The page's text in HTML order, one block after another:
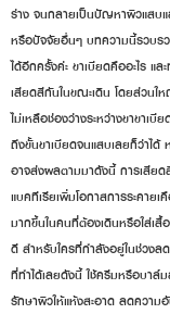
ร่าง จนกลายเป็นปัญหาผิวแสบแ
หรือปัจจัยอื่นๆ บทความนี้รวบร
ได้อีกครั้งค่ะ ขาเบียดคืออะไร แ
เสียดสีกันในขณะเดิน โดยส่วนใ
ไม่เหลือช่องว่างระหว่างขาขาเ
ถึงขั้นขาเบียดจนแสบเลยก็ว่าได้
อาจส่งผลตามมาดังนี้ การเสียด
แบคทีเรียเพิ่มโอกาสการระคา
มากขึ้นในคนที่ต้องเดินหรือใส่เสื้
ดี สำหรับใครที่กำลังอยู่ในช่วงล
ที่ทำได้เลยดังนี้ ใช้ครีมหรือบาล์
รักษาผิวให้แห้งสะอาด ลดความ